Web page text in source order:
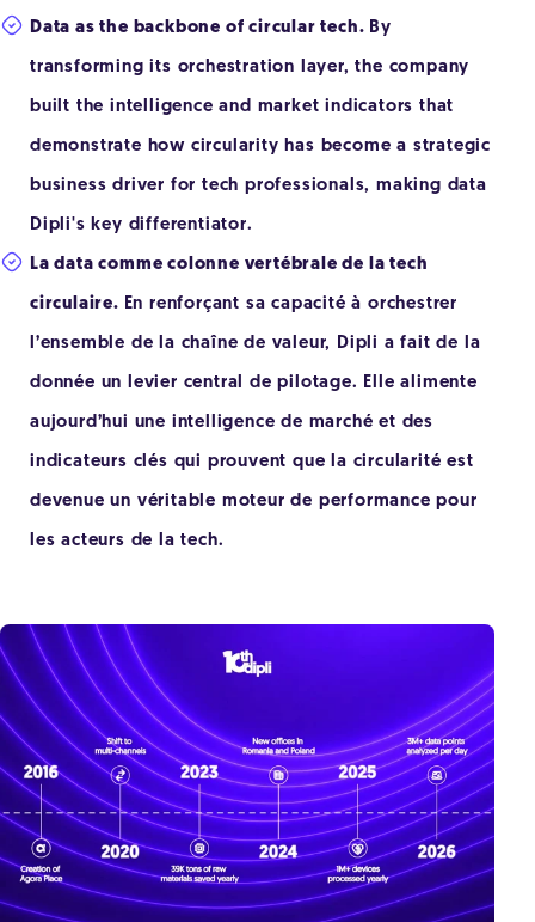
Data as the backbone of circular tech. By
transforming its orchestration layer, the company
built the intelligence and market indicators that
demonstrate how circularity has become a strategic
business driver for tech professionals, making data
Dipli's key differentiator.
La data comme colonne vertébrale de la tech
circulaire. En renforçant sa capacité à orchestrer
l’ensemble de la chaîne de valeur, Dipli a fait de la
donnée un levier central de pilotage. Elle alimente
aujourd’hui une intelligence de marché et des
indicateurs clés qui prouvent que la circularité est
devenue un véritable moteur de performance pour
les acteurs de la tech.